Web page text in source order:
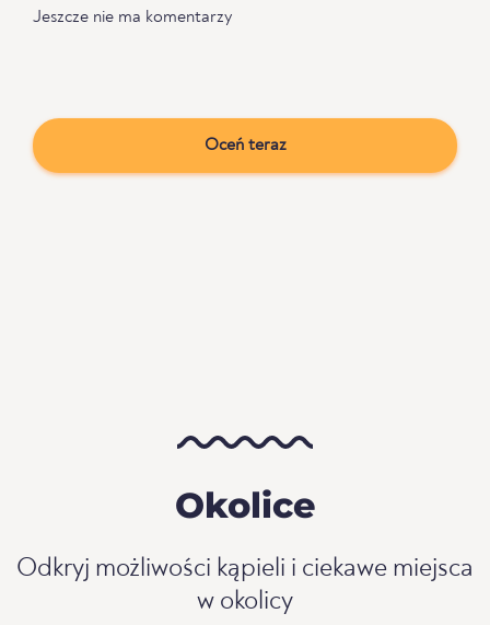
Jeszcze nie ma komentarzy
Oceń teraz
Okolice
Odkryj możliwości kąpieli i ciekawe miejsca
w okolicy